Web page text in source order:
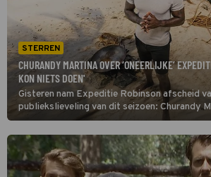
STERREN
CHURANDY MARTINA OVER ‘ONEERLIJKE’
KON NIETS DOEN'
Gisteren nam Expeditie Robinson afscheid
publiekslieveling van dit seizoen: Churandy
veel deelnemers het vanaf het begin op hem
hij veel Eilandraden te overleven. Maar
toch, tot grote teleurstelling van kijkers.
een ‘oneerlijke’ proef maakte hij geen kans
winnen.